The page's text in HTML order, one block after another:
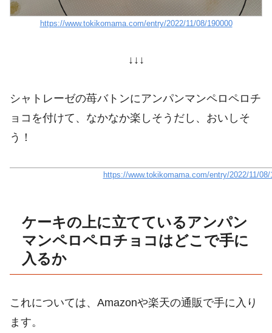
https://www.tokikomama.com/entry/2022/11/08/190000
↓↓↓
シャトレーゼの苺バトンにアンパンマンペロペロチ
ョコを付けて、なかなか楽しそうだし、おいしそ
う！
https://www.tokikomama.com/entry/2022/11/08/
ケーキの上に立てているアンパン
マンペロペロチョコはどこで手に
入るか
これについては、Amazonや楽天の通販で手に入り
ます。